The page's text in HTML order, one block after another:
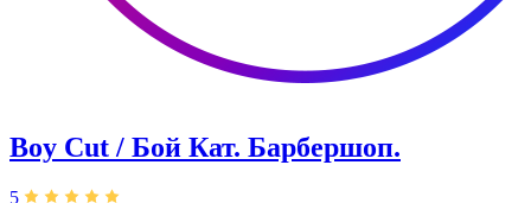
Boy Cut / Бой Кат. Барбершоп.
5